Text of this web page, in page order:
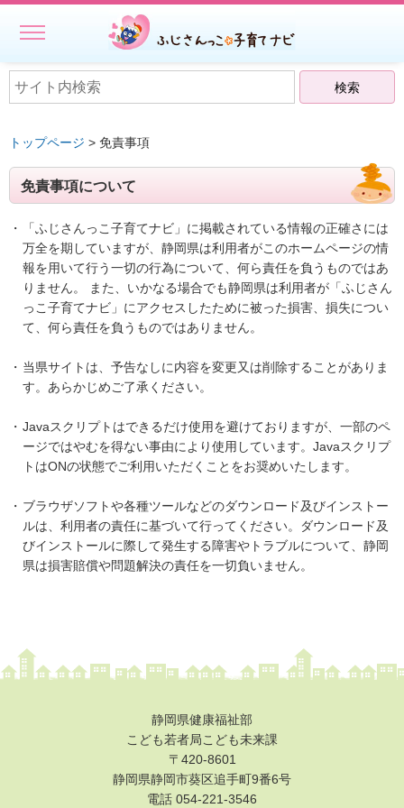
ホーム
子どもを預ける
ファミリー・サポート・センター事業一覧
出張託児サービス一覧
★授乳スペースで搾乳ができる旨の表示にご協力ください－静岡
県
遊ぶ・学ぶ
健康・医療
支援・助成
支援・助成
2026年度ニッセイ財団「児童・少年の健全育成助成」申請の募
集について（募集締切：11/12）
子育てにやさしい企業
トップページ > 免責事項
免責事項について
・
「ふじさんっこ子育てナビ」に掲載されている情報の正確さには
万全を期していますが、静岡県は利用者がこのホームページの情
報を用いて行う一切の行為について、何ら責任を負うものではあ
りません。 また、いかなる場合でも静岡県は利用者が「ふじさん
っこ子育てナビ」にアクセスしたために被った損害、損失につい
て、何ら責任を負うものではありません。
・ 当県サイトは、予告なしに内容を変更又は削除することがありま
す。あらかじめご了承ください。
・ Javaスクリプトはできるだけ使用を避けておりますが、一部のペ
ージではやむを得ない事由により使用しています。Javaスクリプ
トはONの状態でご利用いただくことをお奨めいたします。
・ ブラウザソフトや各種ツールなどのダウンロード及びインストー
ルは、利用者の責任に基づいて行ってください。ダウンロード及
びインストールに際して発生する障害やトラブルについて、静岡
県は損害賠償や問題解決の責任を一切負いません。
静岡県健康福祉部
こども若者局こども未来課
〒420-8601
静岡県静岡市葵区追手町9番6号
電話 054-221-3546